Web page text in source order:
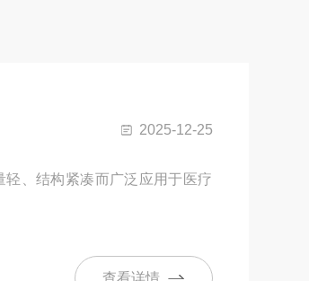
2025-12-25
、结构紧凑而广泛应用于医疗
查看详情